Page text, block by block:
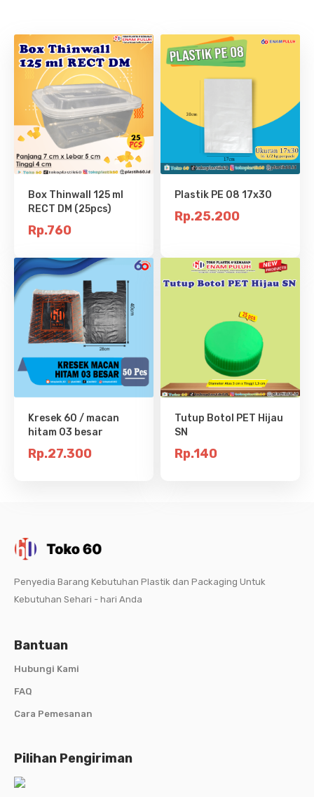
Box Thinwall 125 ml
RECT DM (25pcs)
Rp.760
Plastik PE 08 17x30
Rp.25.200
Kresek 60 / macan
hitam 03 besar
Rp.27.300
Tutup Botol PET Hijau
SN
Rp.140
Penyedia Barang Kebutuhan Plastik dan Packaging Untuk
Kebutuhan Sehari - hari Anda
Bantuan
Hubungi Kami
FAQ
Cara Pemesanan
Pilihan Pengiriman